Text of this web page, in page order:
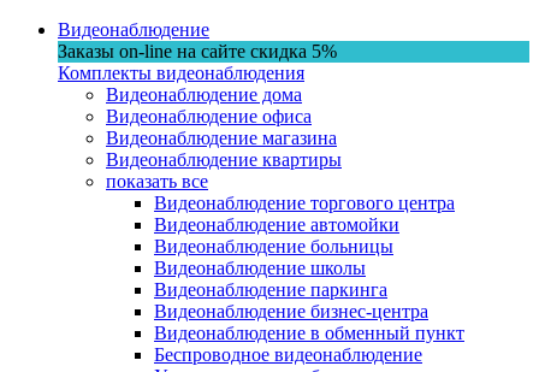
Видеонаблюдение
Заказы on-line на сaйте скидка 5%
Комплекты видеонаблюдения
Видеонаблюдение дома
Видеонаблюдение офиса
Видеонаблюдение магазина
Видеонаблюдение квартиры
показать все
Видеонаблюдение торгового центра
Видеонаблюдение автомойки
Видеонаблюдение больницы
Видеонаблюдение школы
Видеонаблюдение паркинга
Видеонаблюдение бизнес-центра
Видеонаблюдение в обменный пункт
Беспроводное видеонаблюдение